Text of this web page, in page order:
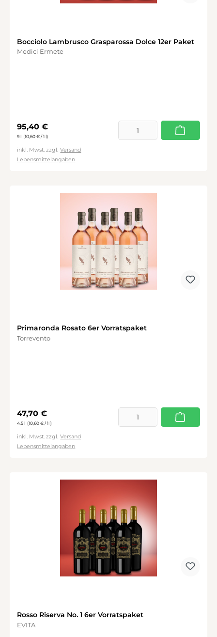
Bocciolo Lambrusco Grasparossa Dolce 12er Paket
Medici Ermete
Regulärer Preis:
95,40 €
9 l (10,60 € / 1 l)
inkl. Mwst. zzgl. Versand
Lebensmittelangaben
Primaronda Rosato 6er Vorratspaket
Torrevento
Regulärer Preis:
47,70 €
4.5 l (10,60 € / 1 l)
inkl. Mwst. zzgl. Versand
Lebensmittelangaben
Rosso Riserva No. 1 6er Vorratspaket
EVITA